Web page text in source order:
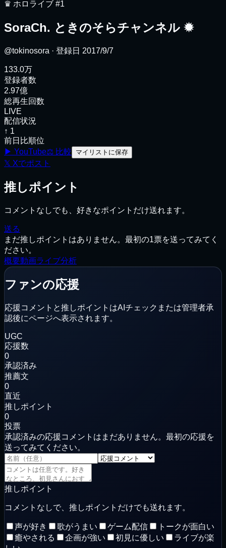
♛ ホロライブ #1
SoraCh. ときのそらチャンネル ✹
@tokinosora · 登録日 2017/9/7
133.0万
登録者数
2.97億
総再生回数
LIVE
配信状況
↑ 1
前日比順位
▶ YouTube⚖ 比較 マイリストに保存
𝕏 Xでポスト
推しポイント
コメントなしでも、好きなポイントだけ送れます。
送る
まだ推しポイントはありません。最初の1票を送ってみてく
ださい。
概要動画ライブ分析
ファンの応援
応援コメントと推しポイントはAIチェックまたは管理者承
認後にページへ表示されます。
UGC
応援数
0
承認済み
推薦文
0
直近
推しポイント
0
投票
承認済みの応援コメントはまだありません。最初の応援を
送ってみてください。
推しポイント
コメントなしで、推しポイントだけでも送れます。
声が好き 歌がうまい ゲーム配信
トークが面白い
癒やされる
企画が強い 初見に優しい
ライブが楽